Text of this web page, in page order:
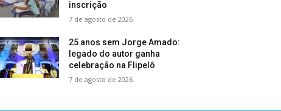
inscrição
7 de agosto de 2026
25 anos sem Jorge Amado:
legado do autor ganha
celebração na Flipelô
7 de agosto de 2026